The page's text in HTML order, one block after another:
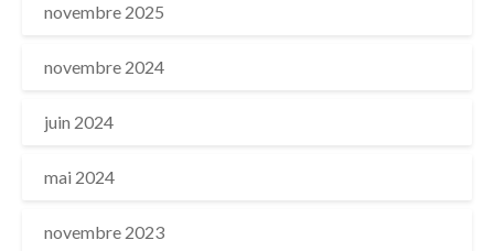
novembre 2025
novembre 2024
juin 2024
mai 2024
novembre 2023